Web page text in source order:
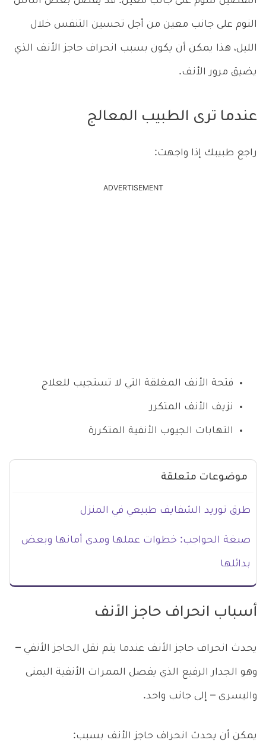
النوم على جانب معين من أجل تحسين التنفس خلال
الليل، هذا يمكن أن يكون بسبب انحراف حاجز الأنف الذي
يضيق مرور الأنف.
عندما ترى الطبيب المعالج
راجع طبيبك إذا واجهت:
ADVERTISEMENT
فتحة الأنف المغلقة التي لا تستجيب للعلاج
نزيف الأنف المتكرر
التهابات الجيوب الأنفية المتكررة
موضوعات متعلقة
طرق توريد الشفايف طبيعي في المنزل
صبغة الحواجب: خطوات عملها ومدى أمانها وبعض
بدائلها
أسباب انحراف حاجز الأنف
يحدث انحراف حاجز الأنف عندما يتم نقل الحاجز الأنفي –
وهو الجدار الرفيع الذي يفصل الممرات الأنفية اليمنى
واليسرى – إلى جانب واحد.
يمكن أن يحدث انحراف حاجز الأنف بسبب: